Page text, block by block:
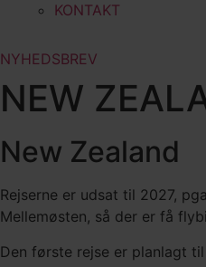
KONTAKT
NYHEDSBREV
NEW
New Zealand
Rejserne er udsat til 2027,
Mellemøsten, så der er få
Den første rejse er planlagt